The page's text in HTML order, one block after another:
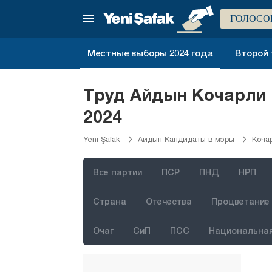
Местные выборы 2024 года Второй
Труд Айдын
2024
Yeni Şafak Айдын Кандидаты в мэры
Все партии ПСР ПНД НРП
Страна Отечества Процветание
Очаг СиП ПСС
Стамбул
Адыяман
Аксарай
Ардахан